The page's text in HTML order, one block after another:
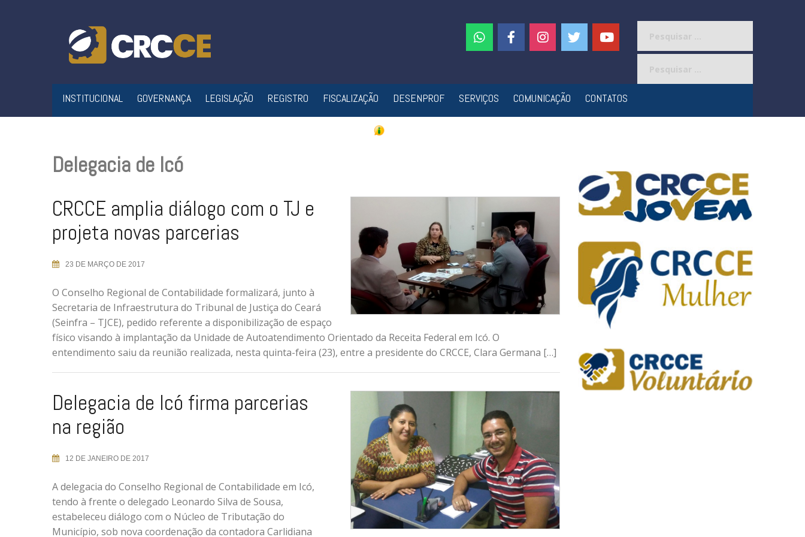
INSTITUCIONAL GOVERNANÇA LEGISLAÇÃO REGISTRO FISCALIZAÇÃO DESENPROF SERVIÇOS COMUNICAÇÃO CONTATOS
Delegacia de Icó
CRCCE amplia diálogo com o TJ e
projeta novas parcerias
23 DE MARÇO DE 2017
O Conselho Regional de Contabilidade formalizará, junto à
Secretaria de Infraestrutura do Tribunal de Justiça do Ceará
(Seinfra – TJCE), pedido referente a disponibilização de espaço
físico visando à implantação da Unidade de Autoatendimento Orientado da Receita Federal em Icó. O
entendimento saiu da reunião realizada, nesta quinta-feira (23), entre a presidente do CRCCE, Clara Germana […]
Delegacia de Icó firma parcerias
na região
12 DE JANEIRO DE 2017
A delegacia do Conselho Regional de Contabilidade em Icó,
tendo à frente o delegado Leonardo Silva de Sousa,
estabeleceu diálogo com o Núcleo de Tributação do
Município, sob nova coordenação da contadora Carlidiana